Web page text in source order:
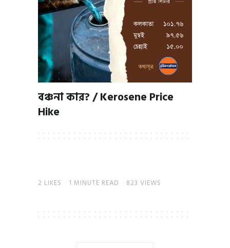
বঞ্চনা কার? / Kerosene Price
Hike
2 LIKES 1 MINUTE READ 823 VIEWS